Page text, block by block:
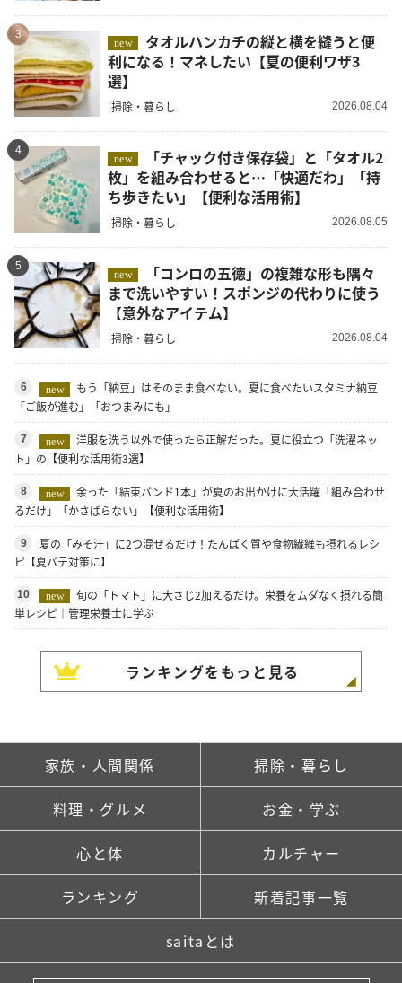
3
new
利になる！マネしたい【夏の便利ワザ3
選】
掃除・暮らし 2026.08.04
4
new
枚」を組み合わせると…「快適だわ」「持
ち歩きたい」【便利な活用術】
掃除・暮らし 2026.08.05
5
new
まで洗いやすい！スポンジの代わりに使う
【意外なアイテム】
掃除・暮らし 2026.08.04
6 new
もう「納豆」はそのまま食べない。夏に食べたいスタミナ納豆
「ご飯が進む」「おつまみにも」
7 new
洋服を洗う以外で使ったら正解だった。夏に役立つ「洗濯ネッ
ト」の【便利な活用術3選】
8 new
余った「結束バンド1本」が夏のお出かけに大活躍「組み合わせ
るだけ」「かさばらない」【便利な活用術】
9
夏の「みそ汁」に2つ混ぜるだけ！たんぱく質や食物繊維も摂れるレシ
ピ【夏バテ対策に】
10 new
旬の「トマト」に大さじ2加えるだけ。栄養をムダなく摂れる簡
単レシピ｜管理栄養士に学ぶ
ランキングをもっと見る
家族・人間関係 掃除・暮らし
料理・グルメ お金・学ぶ
心と体 カルチャー
ランキング 新着記事一覧
saitaとは